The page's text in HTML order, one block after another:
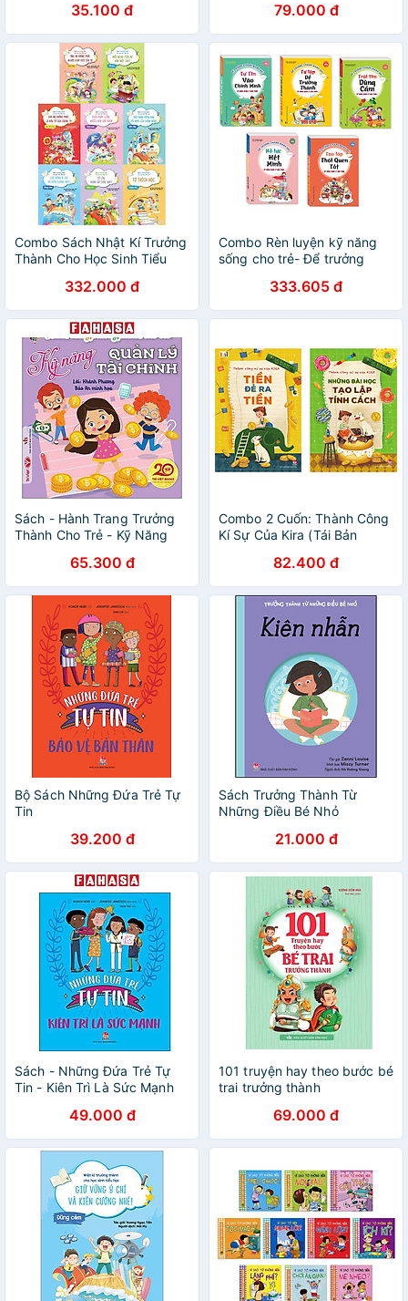
35.100 đ 79.000 đ
Combo Sách Nhật Kí Trưởng
Thành Cho Học Sinh Tiểu
332.000 đ
Combo Rèn luyện kỹ năng
sống cho trẻ- Để trưởng
5 cuốn/ Sách bản quyền
333.605 đ
Sách - Hành Trang Trưởng
Thành Cho Trẻ - Kỹ Năng
65.300 đ
Combo 2 Cuốn: Thành Công
Kí Sự Của Kira (Tái Bản
82.400 đ
Bộ Sách Những Đứa Trẻ Tự
Tin
39.200 đ
Sách Trưởng Thành Từ
Những Điều Bé Nhỏ
21.000 đ
Sách - Những Đứa Trẻ Tự
Tin - Kiên Trì Là Sức Mạnh
49.000 đ
101 truyện hay theo bước bé
trai trưởng thành
69.000 đ